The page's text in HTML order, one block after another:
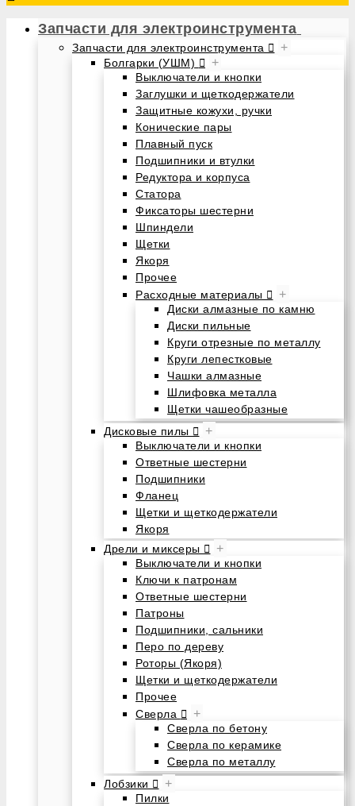
Запчасти для электроинструмента
Запчасти для электроинструмента +
Болгарки (УШМ) +
Выключатели и кнопки
Заглушки и щеткодержатели
Защитные кожухи, ручки
Конические пары
Плавный пуск
Подшипники и втулки
Редуктора и корпуса
Статора
Фиксаторы шестерни
Шпиндели
Щетки
Якоря
Прочее
Расходные материалы
+
Диски алмазные по камню
Диски пильные
Круги отрезные по металлу
Круги лепестковые
Чашки алмазные
Шлифовка металла
Щетки чашеобразные
Дисковые пилы
+
Выключатели и кнопки
Ответные шестерни
Подшипники
Фланец
Щетки и щеткодержатели
Якоря
Дрели и миксеры
+
Выключатели и кнопки
Ключи к патронам
Ответные шестерни
Патроны
Подшипники, сальники
Перо по дереву
Роторы (Якоря)
Щетки и щеткодержатели
Прочее
Сверла
+
Сверла по бетону
Сверла по керамике
Сверла по металлу
Лобзики
+
Пилки